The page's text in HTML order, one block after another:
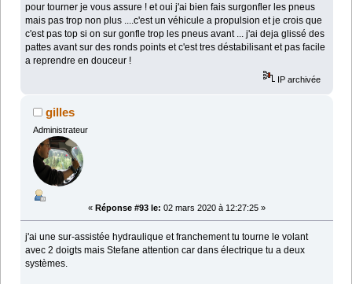
pour tourner je vous assure ! et oui j'ai bien fais surgonfler les pneus
mais pas trop non plus ....c'est un véhicule a propulsion et je crois que
c'est pas top si on sur gonfle trop les pneus avant ... j'ai deja glissé des
pattes avant sur des ronds points et c'est tres déstabilisant et pas facile
a reprendre en douceur !
IP archivée
gilles
Administrateur
« Réponse #93 le: 02 mars 2020 à 12:27:25 »
j'ai une sur-assistée hydraulique et franchement tu tourne le volant
avec 2 doigts mais Stefane attention car dans électrique tu a deux
systèmes.